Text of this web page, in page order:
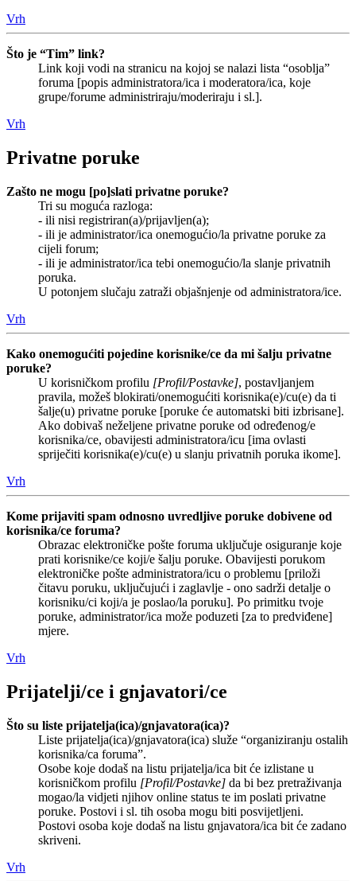
Vrh
Što je “Tim” link?
Link koji vodi na stranicu na kojoj se nalazi lista “osoblja”
foruma [popis administratora/ica i moderatora/ica, koje
grupe/forume administriraju/moderiraju i sl.].
Vrh
Privatne poruke
Zašto ne mogu [po]slati privatne poruke?
Tri su moguća razloga:
- ili nisi registriran(a)/prijavljen(a);
- ili je administrator/ica onemogućio/la privatne poruke za
cijeli forum;
- ili je administrator/ica tebi onemogućio/la slanje privatnih
poruka.
U potonjem slučaju zatraži objašnjenje od administratora/ice.
Vrh
Kako onemogućiti pojedine korisnike/ce da mi šalju privatne
poruke?
U korisničkom profilu [Profil/Postavke], postavljanjem
pravila, možeš blokirati/onemogućiti korisnika(e)/cu(e) da ti
šalje(u) privatne poruke [poruke će automatski biti izbrisane].
Ako dobivaš neželjene privatne poruke od određenog/e
korisnika/ce, obavijesti administratora/icu [ima ovlasti
spriječiti korisnika(e)/cu(e) u slanju privatnih poruka ikome].
Vrh
Kome prijaviti spam odnosno uvredljive poruke dobivene od
korisnika/ce foruma?
Obrazac elektroničke pošte foruma uključuje osiguranje koje
prati korisnike/ce koji/e šalju poruke. Obavijesti porukom
elektroničke pošte administratora/icu o problemu [priloži
čitavu poruku, uključujući i zaglavlje - ono sadrži detalje o
korisniku/ci koji/a je poslao/la poruku]. Po primitku tvoje
poruke, administrator/ica može poduzeti [za to predviđene]
mjere.
Vrh
Prijatelji/ce i gnjavatori/ce
Što su liste prijatelja(ica)/gnjavatora(ica)?
Liste prijatelja(ica)/gnjavatora(ica) služe “organiziranju ostalih
korisnika/ca foruma”.
Osobe koje dodaš na listu prijatelja/ica bit će izlistane u
korisničkom profilu [Profil/Postavke] da bi bez pretraživanja
mogao/la vidjeti njihov online status te im poslati privatne
poruke. Postovi i sl. tih osoba mogu biti posvijetljeni.
Postovi osoba koje dodaš na listu gnjavatora/ica bit će zadano
skriveni.
Vrh